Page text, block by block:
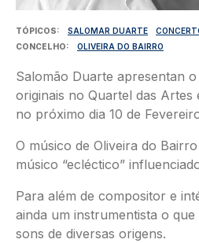
TÓPICOS SALOMAR DUARTE
CONCELHO
OLIVEIRA DO BAIRRO
Salomão Duarte apresentan
originais no Quartel das Artes
no próximo dia 10 de
O músico de Oliveira do
músico “ecléctico”
Para além de compositor e
ainda um instrumentista o
sons de diversas origens.